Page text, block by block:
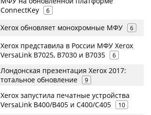
ConnectKey
6
Xerox обновляет монохромные МФУ 6
Xerox представила в России МФУ Xerox
VersaLink B7025, B7030 и B7035
6
Лондонская презентация Xerox 2017:
тотальное обновление
9
Xerox запустила печатные устройства
VersaLink B400/B405 и C400/С405
10